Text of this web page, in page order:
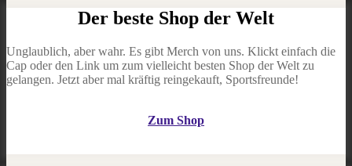
Der beste Shop der Welt
Unglaublich, aber wahr. Es gibt Merch von uns. Klickt einfach die
Cap oder den Link um zum vielleicht besten Shop der Welt zu
gelangen. Jetzt aber mal kräftig reingekauft, Sportsfreunde!
Zum Shop